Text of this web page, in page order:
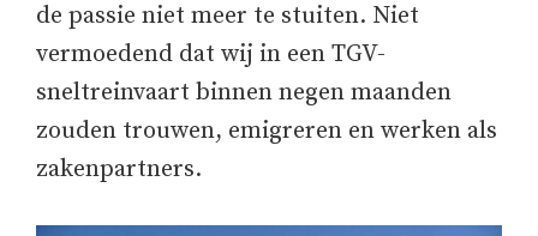
de passie niet meer te stuiten. Niet
vermoedend dat wij in een TGV-
sneltreinvaart binnen negen maanden
zouden trouwen, emigreren en werken als
zakenpartners.